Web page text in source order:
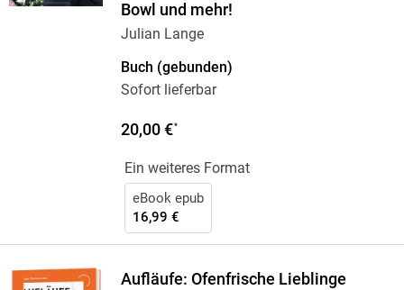
Bowl und mehr!
Julian Lange
Buch (gebunden)
Sofort lieferbar
20,00 €*
Ein weiteres Format
eBook epub
16,99 €
Aufläufe: Ofenfrische Lieblinge